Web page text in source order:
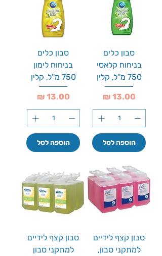
סבון כלים
בניחוח קלאסי
750 מ''ל, קלין
מחיר
הוספה לסל
סבון כלים
בניחוח לימון
750 מ''ל, קלין
מחיר
הוספה לסל
סבון קצף לידיים
למתקני סבון,
סבון קצף לידיים
למתקני סבון